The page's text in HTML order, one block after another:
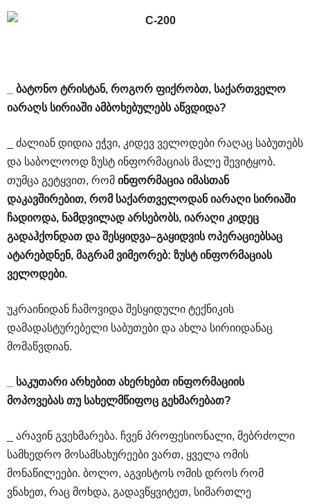
ბატონო ტრისტან, როგორ ფიქრობთ, საქართველო
იარაღს სირიაში ამბოხებულებს აწვდიდა?
_ ძალიან დიდია ეჭვი, კიდევ ველოდები რაღაც საბუთებს
და საბოლოოდ ზუსტ ინფორმაციას მალე შევიტყობ.
თუმცა გეტყვით, რომ ინფორმაცია იმასთან
დაკავშირებით, რომ საქართველოდან იარაღი სირიაში
ჩადიოდა, ნამდვილად არსებობს, იარაღი კიდეც
გადაჰქონდათ და შესყიდვა–გაყიდვის ოპერაციებსაც
ატარებდნენ, მაგრამ ვიმეორებ: ზუსტ ინფორმაციას
ველოდები.
უკრაინიდან ჩამოვიდა შესყიდული ტექნიკის
დამადასტურებელი საბუთები და ახლა სირიიდანაც
მომაწვდიან.
საკუთარი არხებით ახერხებთ ინფორმაციის
მოპოვებას თუ სახელმწიფოც გეხმარებათ?
_ არავინ გვეხმარება. ჩვენ პროფესიონალი, მებრძოლი
სამხედრო მოსამსახურეები ვართ, ყველა ომის
მონაწილეები. ბოლო, აგვისტოს ომის დროს რომ
ვნახეთ, რაც მოხდა, გადავწყვიტეთ, სიმართლე